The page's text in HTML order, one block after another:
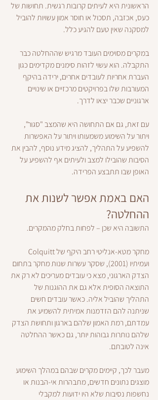
הראשונית היא לעיתים קרובות רגשית. תחושות של
כעס, אכזבה, תסכול או חוסר אמון עשויות להוביל
למסקנה שאין טעם להגיע כלל.
במקרים מסוימים העובד מרגיש שההחלטה כבר
התקבלה. הוא עשוי לזהות סימנים מקדימים כגון
העברת אחריות לעובדים אחרים, ירידה בהיקף
המעורבות שלו בפרויקטים מרכזיים או שינויים
ארגוניים שכבר יצאו לדרך.
עם זאת, גם אם התחושה היא שהמצב "סגור",
ויתור על השימוע משמעותו ויתור על האפשרות
להשפיע על התהליך, להציג מידע נוסף, להבין את
הסיבות שהובילו למצב ולעיתים אף להשפיע על
האופן שבו תתבצע הפרידה.
האם באמת אפשר לשנות את
ההחלטה?
התשובה היא שכן – לפחות בחלק מהמקרים.
ועמיתיו (2001), שסקר עשרות שנות מחקר בתחום
הצדק הארגוני, מצא כי עובדים מעריכים לא רק את
התוצאה הסופית אלא גם את ההוגנות של
התהליך שהוביל אליה. כאשר עובדים חשים
שניתנה להם הזדמנות אמיתית להשמיע את
עמדתם, רמת האמון שלהם בארגון ותחושת הצדק
שלהם נותרות גבוהות יותר, גם כאשר ההחלטה
אינה לטובתם.
מעבר לכך, קיימים מקרים שבהם במהלך השימוע
מוצגים נתונים חדשים, מתבהרות אי-הבנות או
נחשפות נסיבות שלא היו ידועות למקבלי